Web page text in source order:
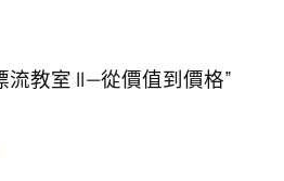
教室 II — 從價值到價格”